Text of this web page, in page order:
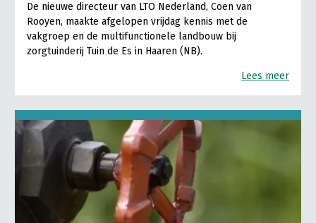
De nieuwe directeur van LTO Nederland, Coen van
Rooyen, maakte afgelopen vrijdag kennis met de
vakgroep en de multifunctionele landbouw bij
zorgtuinderij Tuin de Es in Haaren (NB).
Lees meer